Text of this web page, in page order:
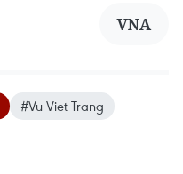
VNA
#Vu Viet Trang